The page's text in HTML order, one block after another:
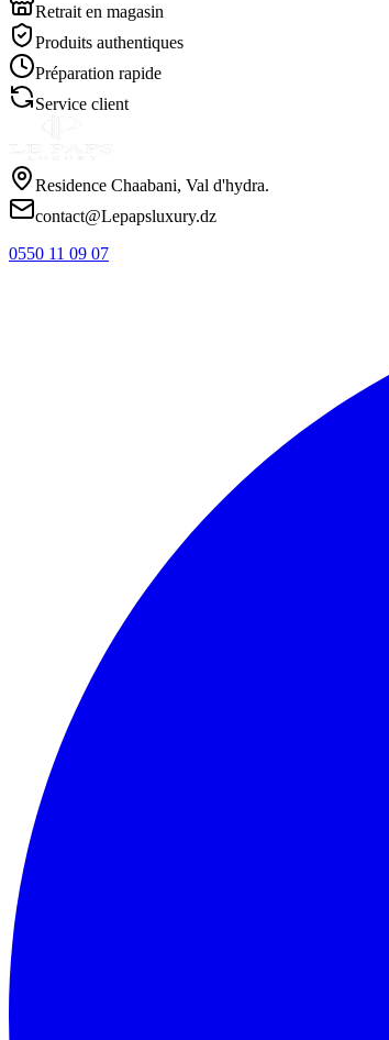
Retrait en magasin
Produits authentiques
Préparation rapide
Service client
Residence Chaabani, Val d'hydra.
contact@Lepapsluxury.dz
0550 11 09 07